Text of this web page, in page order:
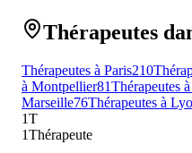
Thérapeutes
Thérapeutes à Paris210
à Montpellier81Thérapeutes
Marseille76Thérapeutes à
1T
1Thérapeute